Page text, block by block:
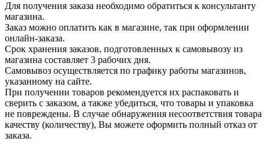
Для получения заказа необходимо обратиться к консультанту
магазина.
Заказ можно оплатить как в магазине, так при оформлении
онлайн-заказа.
Срок хранения заказов, подготовленных к самовывозу из
магазина составляет 3 рабочих дня.
Самовывоз осуществляется по графику работы магазинов,
указанному на сайте.
При получении товаров рекомендуется их распаковать и
сверить с заказом, а также убедиться, что товары и упаковка
не повреждены. В случае обнаружения несоответствия товара
качеству (количеству), Вы можете оформить полный отказ от
заказа.